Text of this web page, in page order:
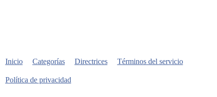
Inicio Categorías Directrices Términos del servicio
Política de privacidad